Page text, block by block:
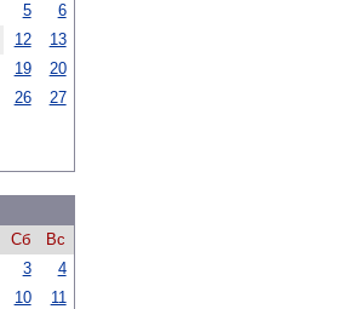
5
6
12
13
19
20
26
27
Сб
Вс
3
4
10
11